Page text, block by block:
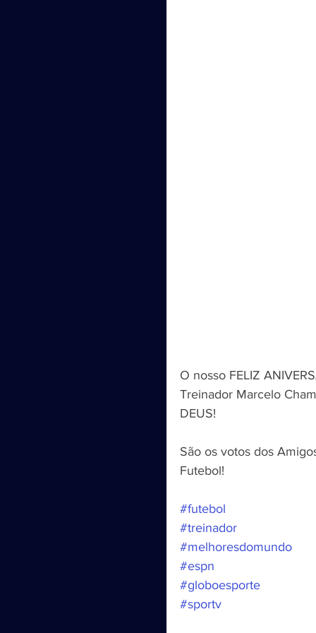
O nosso FELIZ
Treinador Marcelo
DEUS!
São os votos dos
Futebol!
#futebol
#treinador
#melhoresdomundo
#espn
#globoesporte
#sportv